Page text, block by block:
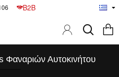
B2B
Φαναριών Αυτοκινήτου